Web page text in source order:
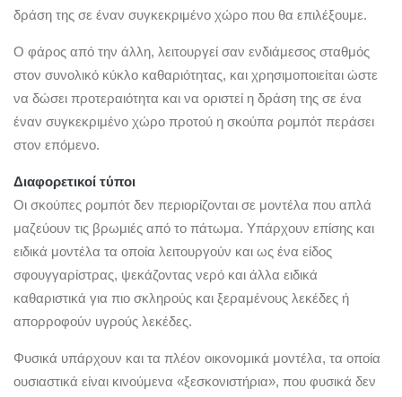
δράση της σε έναν συγκεκριμένο χώρο που θα επιλέξουμε.
Ο φάρος από την άλλη, λειτουργεί σαν ενδιάμεσος σταθμός
στον συνολικό κύκλο καθαριότητας, και χρησιμοποιείται ώστε
να δώσει προτεραιότητα και να οριστεί η δράση της σε ένα
έναν συγκεκριμένο χώρο προτού η σκούπα ρομπότ περάσει
στον επόμενο.
Διαφορετικοί τύποι
Οι σκούπες ρομπότ δεν περιορίζονται σε μοντέλα που απλά
μαζεύουν τις βρωμιές από το πάτωμα. Υπάρχουν επίσης και
ειδικά μοντέλα τα οποία λειτουργούν και ως ένα είδος
σφουγγαρίστρας, ψεκάζοντας νερό και άλλα ειδικά
καθαριστικά για πιο σκληρούς και ξεραμένους λεκέδες ή
απορροφούν υγρούς λεκέδες.
Φυσικά υπάρχουν και τα πλέον οικονομικά μοντέλα, τα οποία
ουσιαστικά είναι κινούμενα «ξεσκονιστήρια», που φυσικά δεν